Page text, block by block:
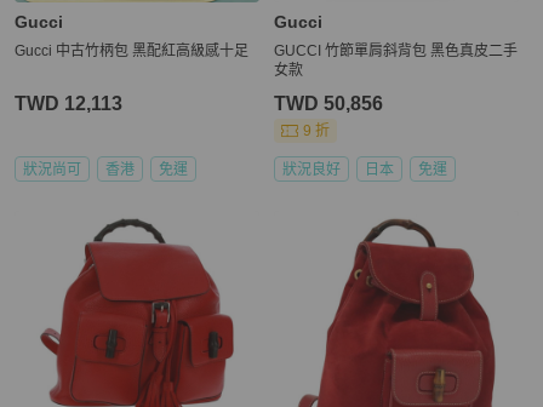
Gucci
Gucci 中古竹柄包 黑配紅高級感十足
TWD 12,113
狀況尚可 香港 免運
Gucci
GUCCI 竹節單肩斜背包 黑色真皮二手
女款
TWD 50,856
9 折
狀況良好 日本 免運